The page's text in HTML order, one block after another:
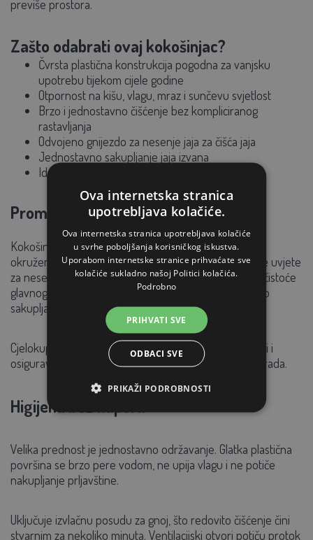
previše prostora.
Zašto odabrati ovaj kokošinjac?
Čvrsta plastična konstrukcija pogodna za vanjsku
upotrebu tijekom cijele godine
Otpornost na kišu, vlagu, mraz i sunčevu svjetlost
Brzo i jednostavno čišćenje bez kompliciranog
rastavljanja
Odvojeno gnijezdo za nesenje jaja za čišća jaja
Jednostavno sakupljanje jaja izvana
Idealno rješenje za mali kućni uzgoj
Promišljen raspored interijera
Kokošinjac je dizajniran kako bi pružio sigurno i mirno
okruženje za kokoši. Odvojeno gnijezdo stvara idealne uvjete
za nesenje jaja, a istovremeno pomaže u održavanju čistoće
glavnog prostora. Praktični otvor omogućuje praktično
sakupljanje jaja bez uznemiravanja kokoši.
Cjelokupni dizajn podržava prirodno ponašanje peradi i
osigurava dovoljnu udobnost tijekom svakodnevnog rada.
Higijena bez napora
Velika prednost je jednostavno održavanje. Glatka plastična
površina se brzo pere vodom, ne upija vlagu i ne potiče
nakupljanje prljavštine.
Uključuje izvlačnu posudu za gnoj, što redovito čišćenje čini
stvarnim za nekoliko minuta. Ventilacijski otvori potiču protok
Ova internetska stranica
upotrebljava kolačiće.
Ova internetska stranica upotrebljava kolačiće
u svrhe poboljšanja korisničkog iskustva.
Uporabom internetske stranice prihvaćate sve
kolačiće sukladno našoj Politici kolačića.
Podrobno
PRIHVATI SVE
ODBACI SVE
PRIKAŽI PODROBNOSTI